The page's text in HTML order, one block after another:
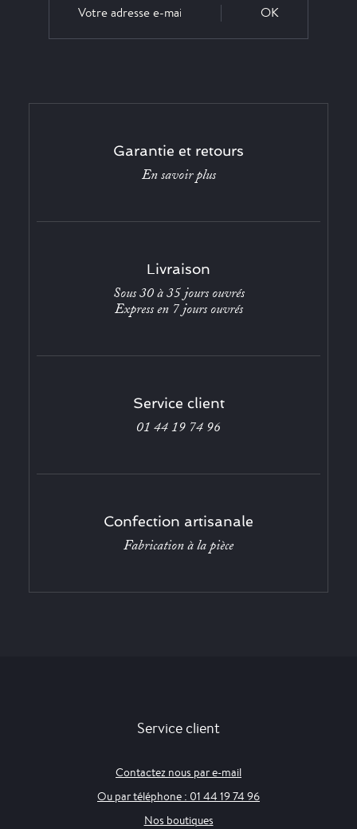
OK
Garantie et retours
En savoir plus
Livraison
Sous 30 à 35 jours ouvrés
Express en 7 jours ouvrés
Service client
01 44 19 74 96
Confection artisanale
Fabrication à la pièce
Service client
Contactez nous par e-mail
Ou par téléphone : 01 44 19 74 96
Nos boutiques